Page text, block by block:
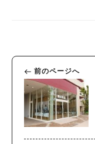
前のページへ